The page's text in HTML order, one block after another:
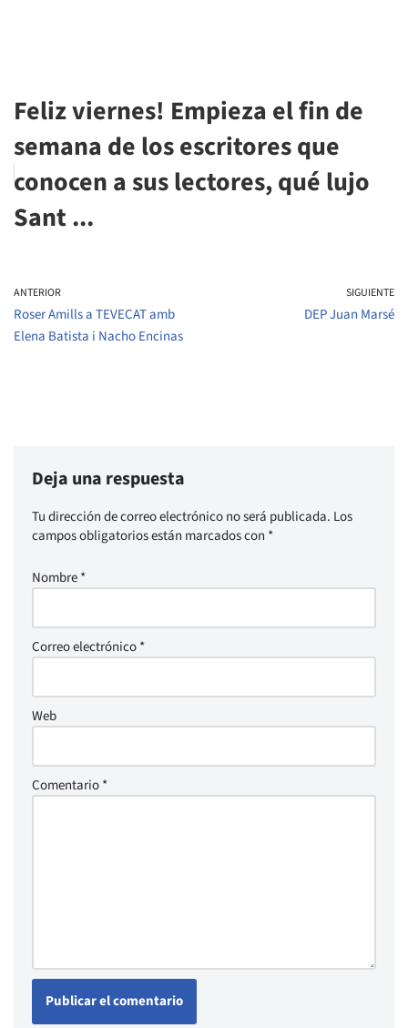
Feliz viernes! Empieza el fin de
semana de los escritores que
conocen a sus lectores, qué lujo
Sant ...
ANTERIOR
Roser Amills a TEVECAT amb
Elena Batista i Nacho Encinas
SIGUIENTE
DEP Juan Marsé
Deja una respuesta
Tu dirección de correo electrónico no será publicada. Los
campos obligatorios están marcados con *
Nombre*
Correo electrónico*
Web
Comentario*